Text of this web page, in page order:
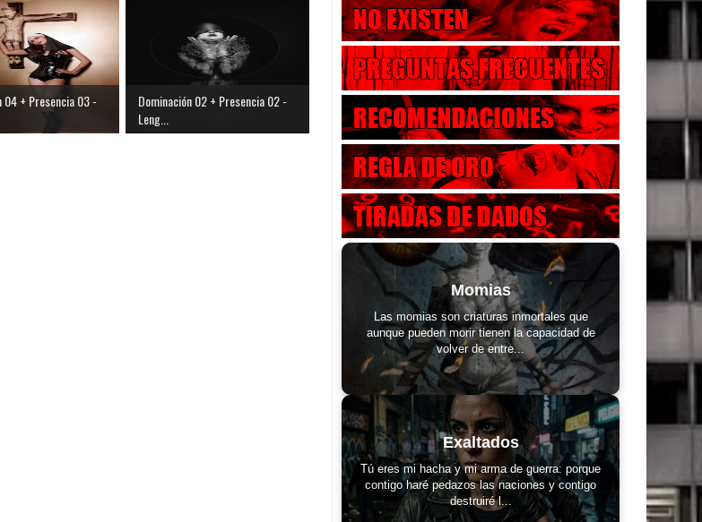
04 + Presencia 03 -
Dominación 02 + Presencia 02 -
Leng...
Momias
Las momias son criaturas inmortales que
aunque pueden morir tienen la capacidad de
volver de entre...
Exaltados
Tú eres mi hacha y mi arma de guerra: porque
contigo haré pedazos las naciones y contigo
destruiré l...